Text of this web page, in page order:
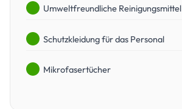
Umweltfreundliche Reinigungsmittel
Schutzkleidung für das Personal
Mikrofasertücher